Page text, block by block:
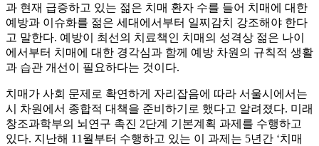
과 현재 급증하고 있는 젊은 치매 환자 수를 들어 치매에 대한
예방과 이슈화를 젊은 세대에서부터 일찌감치 강조해야 한다
고 말한다. 예방이 최선의 치료책인 치매의 성격상 젊은 나이
에서부터 치매에 대한 경각심과 함께 예방 차원의 규칙적 생활
과 습관 개선이 필요하다는 것이다.
치매가 사회 문제로 확연하게 자리잡음에 따라 서울시에서는
시 차원에서 종합적 대책을 준비하기로 했다고 알려졌다. 미래
창조과학부의 뇌연구 촉진 2단계 기본계획 과제를 수행하고
있다. 지난해 11월부터 수행하고 있는 이 과제는 5년간 ‘치매